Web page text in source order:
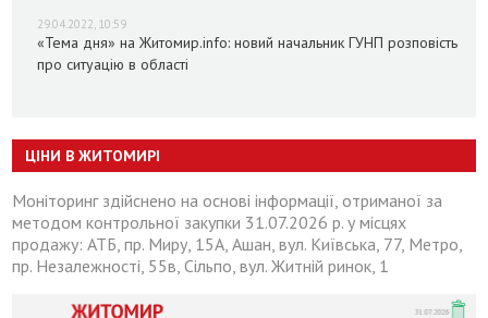
29.04.2022, 10:59
«Тема дня» на Житомир.info: новий начальник ГУНП розповість
про ситуацію в області
ЦІНИ В ЖИТОМИРІ
Моніторинг здійснено на основі інформації, отриманої за
методом контрольної закупки 31.07.2026 р. у місцях
продажу: АТБ, пр. Миру, 15А, Ашан, вул. Київська, 77, Метро,
пр. Незалежності, 55в, Сільпо, вул. Житній ринок, 1